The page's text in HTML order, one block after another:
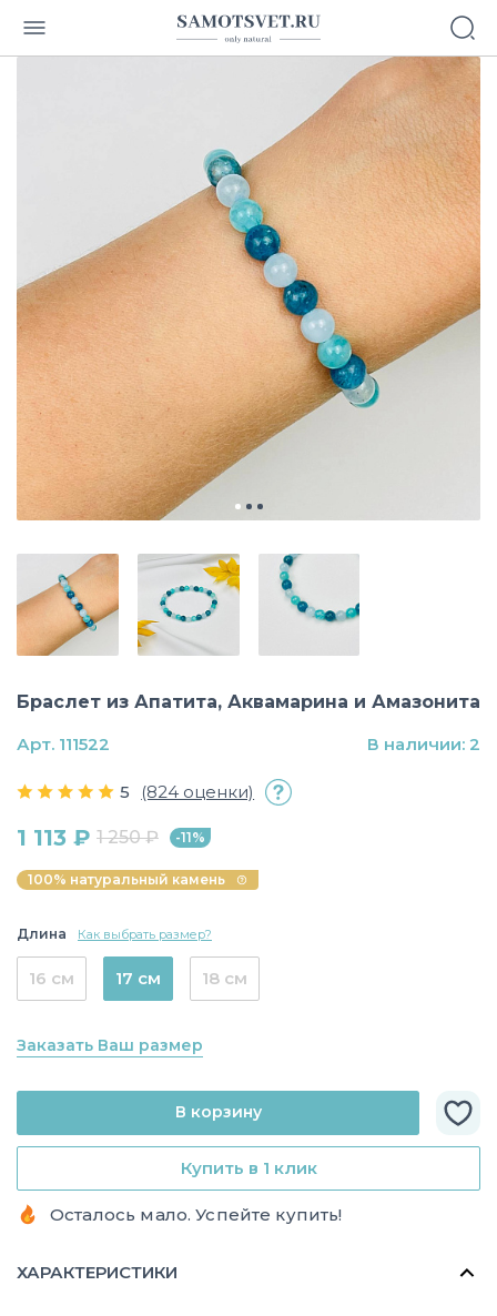
Браслет из Апатита, Аквамарина и Амазонита
5 (824 оценки)
1 113 ₽ 1 250 ₽ -11%
100% натуральный камень
Длина Как выбрать размер?
16 см 17 см 18 см
Заказать Ваш размер
Купить в 1 клик
В корзину
Осталось мало. Успейте купить!
Арт. 111522 В наличии: 2
ХАРАКТЕРИСТИКИ